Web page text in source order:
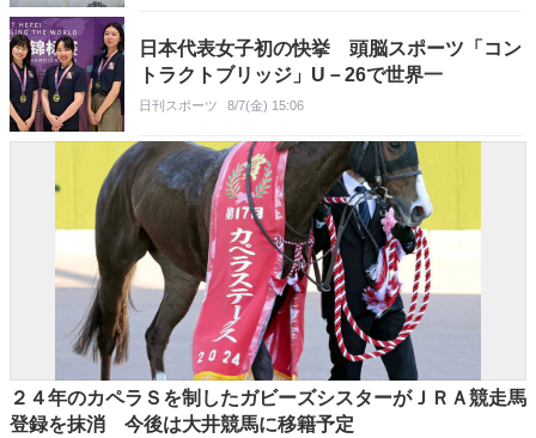
日本代表女子初の快挙 頭脳スポーツ「コン
トラクトブリッジ」U－26で世界一
日刊スポーツ 8/7(金) 15:06
２４年のカペラＳを制したガビーズシスターがＪＲＡ競走馬
登録を抹消 今後は大井競馬に移籍予定